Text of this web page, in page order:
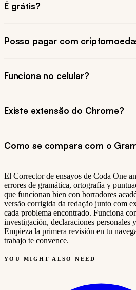
É grátis?
Posso pagar com
Funciona no celular?
Existe extensão do Chrome?
Como se compara com o
El Corrector de ensayos de Coda One
errores de gramática, ortografía y
que funcionan bien con borradores
versão corrigida da redação junto com
cada problema encontrado. Funciona
investigación, declaraciones personales
Empieza la primera revisión en tu
trabajo te convence.
YOU MIGHT ALSO NEED